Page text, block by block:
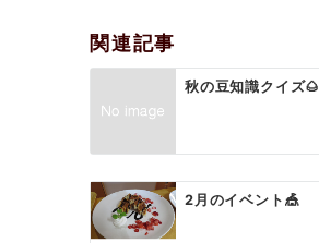
ゲ
ー
シ
ョ
ン
関連記事
秋の豆知識クイズ🌰
2月のイベント🎪